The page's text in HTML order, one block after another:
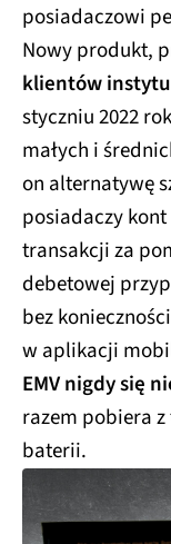
posiadaczowi
Nowy produkt,
klientów
styczniu 2022
małych i
on alternatywę
posiadaczy
transakcji za
debetowej
bez
w aplikacji
EMV nigdy się
razem pobiera
baterii.